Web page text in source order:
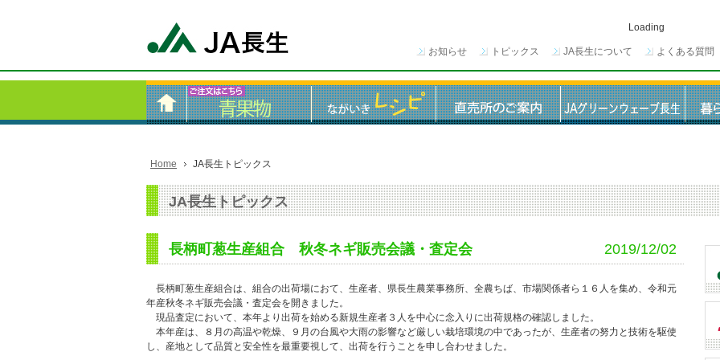
Loading
お知らせ トピックス JA長生について よくある質問
Home JA長生トピックス
JA長生トピックス
2019/12/02
長柄町葱生産組合 秋冬ネギ販売会議・査定会
長柄町葱生産組合は、組合の出荷場におて、生産者、県長生農業事務所、全農ちば、市場関係者ら１６人を集め、令和元
年産秋冬ネギ販売会議・査定会を開きました。
現品査定において、本年より出荷を始める新規生産者３人を中心に念入りに出荷規格の確認しました。
本年産は、８月の高温や乾燥、９月の台風や大雨の影響など厳しい栽培環境の中であったが、生産者の努力と技術を駆使
し、産地として品質と安全性を最重要視して、出荷を行うことを申し合わせました。